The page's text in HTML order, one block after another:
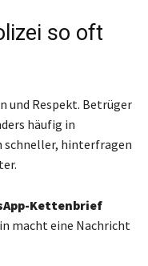
so oft
und Respekt. Betrüger
häufig in
schneller, hinterfragen
Kettenbrief
macht eine Nachricht